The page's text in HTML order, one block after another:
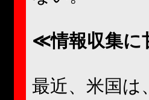
≪情報収集に
最近、米国は